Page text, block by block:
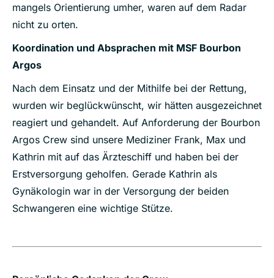
mangels Orientierung umher, waren auf dem Radar
nicht zu orten.
Koordination und Absprachen mit MSF Bourbon
Argos
Nach dem Einsatz und der Mithilfe bei der Rettung,
wurden wir beglückwünscht, wir hätten ausgezeichnet
reagiert und gehandelt. Auf Anforderung der Bourbon
Argos Crew sind unsere Mediziner Frank, Max und
Kathrin mit auf das Ärzteschiff und haben bei der
Erstversorgung geholfen. Gerade Kathrin als
Gynäkologin war in der Versorgung der beiden
Schwangeren eine wichtige Stütze.